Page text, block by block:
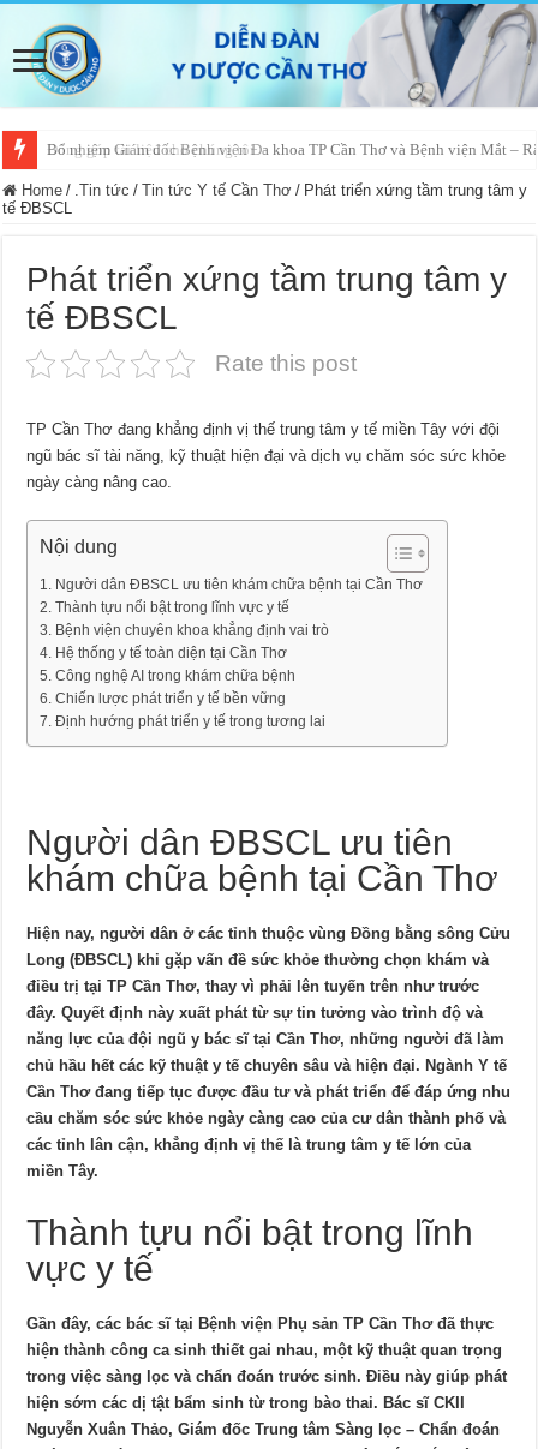
Bổ nhiệm Giám đốc Bệnh viện Đa khoa TP Cần Thơ và Bệnh viện Mắt –
Home / .Tin tức / Tin tức Y tế Cần Thơ / Phát triển xứng tầm trung tâm y
tế ĐBSCL
Phát triển xứng tầm trung tâm y
tế ĐBSCL
Rate this post
TP Cần Thơ đang khẳng định vị thế trung tâm y tế miền Tây với đội
ngũ bác sĩ tài năng, kỹ thuật hiện đại và dịch vụ chăm sóc sức khỏe
ngày càng nâng cao.
Nội dung
Người dân ĐBSCL ưu tiên khám chữa bệnh tại Cần Thơ
Thành tựu nổi bật trong lĩnh vực y tế
Bệnh viện chuyên khoa khẳng định vai trò
Hệ thống y tế toàn diện tại Cần Thơ
Công nghệ AI trong khám chữa bệnh
Chiến lược phát triển y tế bền vững
Định hướng phát triển y tế trong tương lai
Người dân ĐBSCL ưu tiên
khám chữa bệnh tại Cần Thơ
Hiện nay, người dân ở các tỉnh thuộc vùng Đồng bằng sông Cửu
Long (ĐBSCL) khi gặp vấn đề sức khỏe thường chọn khám và
điều trị tại TP Cần Thơ, thay vì phải lên tuyến trên như trước
đây. Quyết định này xuất phát từ sự tin tưởng vào trình độ và
năng lực của đội ngũ y bác sĩ tại Cần Thơ, những người đã làm
chủ hầu hết các kỹ thuật y tế chuyên sâu và hiện đại. Ngành Y tế
Cần Thơ đang tiếp tục được đầu tư và phát triển để đáp ứng nhu
cầu chăm sóc sức khỏe ngày càng cao của cư dân thành phố và
các tỉnh lân cận, khẳng định vị thế là trung tâm y tế lớn của
miền Tây.
Thành tựu nổi bật trong lĩnh
vực y tế
Gần đây, các bác sĩ tại Bệnh viện Phụ sản TP Cần Thơ đã thực
hiện thành công ca sinh thiết gai nhau, một kỹ thuật quan trọng
trong việc sàng lọc và chẩn đoán trước sinh. Điều này giúp phát
hiện sớm các dị tật bẩm sinh từ trong bào thai. Bác sĩ CKII
Nguyễn Xuân Thảo, Giám đốc Trung tâm Sàng lọc – Chẩn đoán